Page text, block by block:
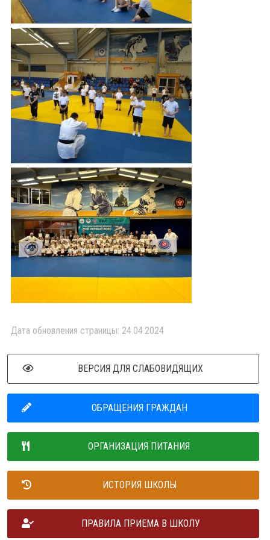
Дата обновления страницы: 24.04.2024
ВЕРСИЯ ДЛЯ СЛАБОВИДЯЩИХ
ОБРАЩЕНИЯ ГРАЖДАН
ОРГАНИЗАЦИЯ ПИТАНИЯ
ИСТОРИЯ ШКОЛЫ
ПРАВИЛА ПРИЕМА В ШКОЛУ